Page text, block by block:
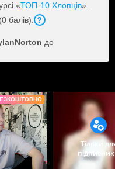
«ТОП-10 Хлопців».
(0 балів).
до
Тільки